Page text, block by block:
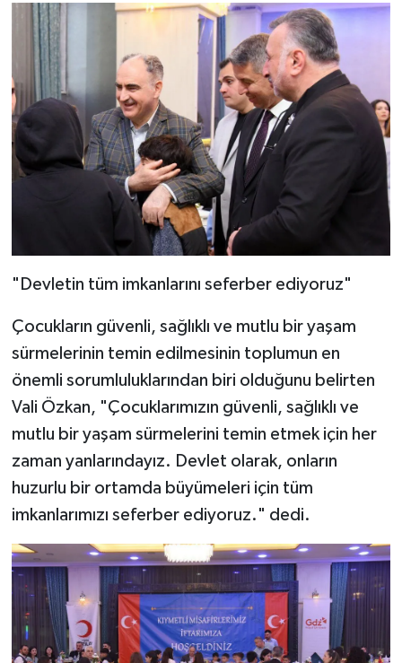
"Devletin tüm imkanlarını seferber ediyoruz"
Çocukların güvenli, sağlıklı ve mutlu bir yaşam
sürmelerinin temin edilmesinin toplumun en
önemli sorumluluklarından biri olduğunu belirten
Vali Özkan, "Çocuklarımızın güvenli, sağlıklı ve
mutlu bir yaşam sürmelerini temin etmek için her
zaman yanlarındayız. Devlet olarak, onların
huzurlu bir ortamda büyümeleri için tüm
imkanlarımızı seferber ediyoruz." dedi.